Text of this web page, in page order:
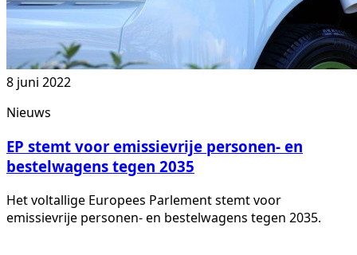
8 juni 2022
Nieuws
EP stemt voor emissievrije personen- en
bestelwagens tegen 2035
Het voltallige Europees Parlement stemt voor
emissievrije personen- en bestelwagens tegen 2035.